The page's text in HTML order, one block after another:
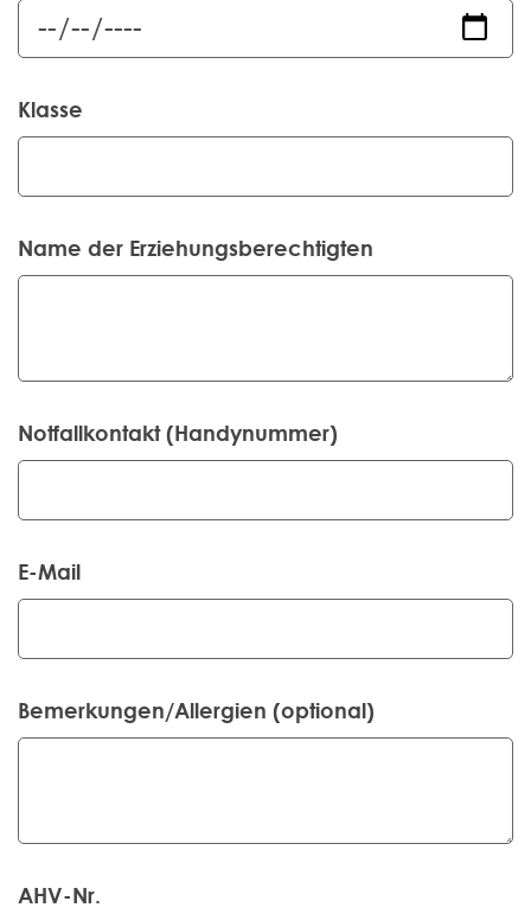
Klasse
Name der Erziehungsberechtigten
Notfallkontakt (Handynummer)
E-Mail
Bemerkungen/Allergien (optional)
AHV-Nr.